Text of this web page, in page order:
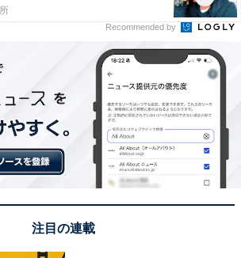
？ 「大賀寿」はなんて読むでしょう
クイズ】
Recommended by
注目の連載